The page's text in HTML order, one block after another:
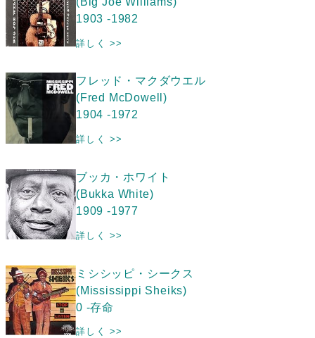
1903 -1982
詳しく >>
フレッド・マクダウエル
(Fred McDowell)
1904 -1972
詳しく >>
ブッカ・ホワイト
(Bukka White)
1909 -1977
詳しく >>
ミシシッピ・シークス
(Mississippi Sheiks)
0 -存命
詳しく >>